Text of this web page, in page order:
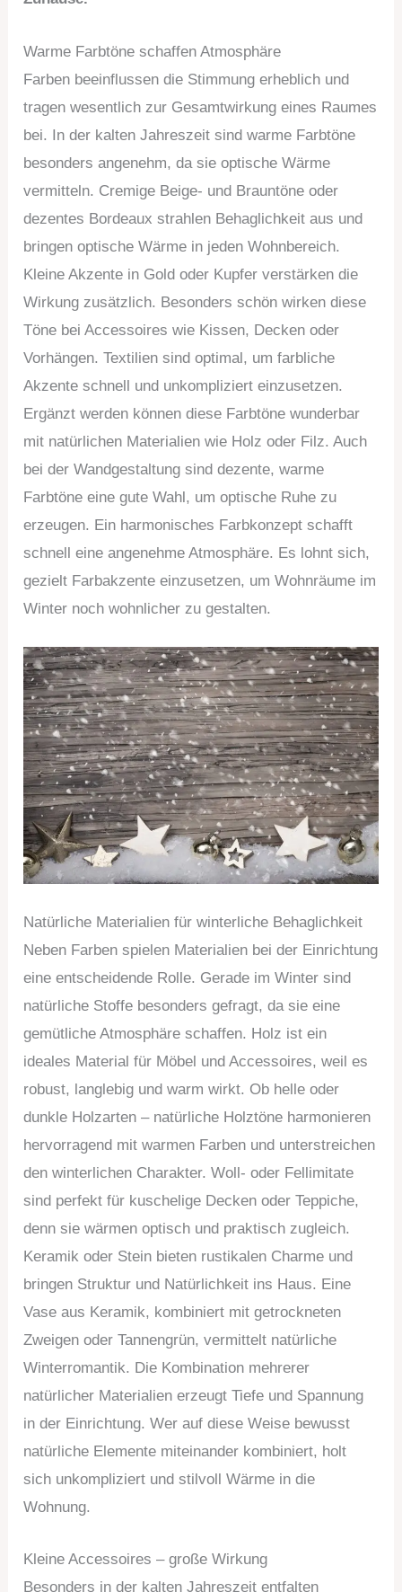
Warme Farbtöne schaffen Atmosphäre
Farben beeinflussen die Stimmung erheblich und
tragen wesentlich zur Gesamtwirkung eines Raumes
bei. In der kalten Jahreszeit sind warme Farbtöne
besonders angenehm, da sie optische Wärme
vermitteln. Cremige Beige- und Brauntöne oder
dezentes Bordeaux strahlen Behaglichkeit aus und
bringen optische Wärme in jeden Wohnbereich.
Kleine Akzente in Gold oder Kupfer verstärken die
Wirkung zusätzlich. Besonders schön wirken diese
Töne bei Accessoires wie Kissen, Decken oder
Vorhängen. Textilien sind optimal, um farbliche
Akzente schnell und unkompliziert einzusetzen.
Ergänzt werden können diese Farbtöne wunderbar
mit natürlichen Materialien wie Holz oder Filz. Auch
bei der Wandgestaltung sind dezente, warme
Farbtöne eine gute Wahl, um optische Ruhe zu
erzeugen. Ein harmonisches Farbkonzept schafft
schnell eine angenehme Atmosphäre. Es lohnt sich,
gezielt Farbakzente einzusetzen, um Wohnräume im
Winter noch wohnlicher zu gestalten.
Natürliche Materialien für winterliche Behaglichkeit
Neben Farben spielen Materialien bei der Einrichtung
eine entscheidende Rolle. Gerade im Winter sind
natürliche Stoffe besonders gefragt, da sie eine
gemütliche Atmosphäre schaffen. Holz ist ein
ideales Material für Möbel und Accessoires, weil es
robust, langlebig und warm wirkt. Ob helle oder
dunkle Holzarten – natürliche Holztöne harmonieren
hervorragend mit warmen Farben und unterstreichen
den winterlichen Charakter. Woll- oder Fellimitate
sind perfekt für kuschelige Decken oder Teppiche,
denn sie wärmen optisch und praktisch zugleich.
Keramik oder Stein bieten rustikalen Charme und
bringen Struktur und Natürlichkeit ins Haus. Eine
Vase aus Keramik, kombiniert mit getrockneten
Zweigen oder Tannengrün, vermittelt natürliche
Winterromantik. Die Kombination mehrerer
natürlicher Materialien erzeugt Tiefe und Spannung
in der Einrichtung. Wer auf diese Weise bewusst
natürliche Elemente miteinander kombiniert, holt
sich unkompliziert und stilvoll Wärme in die
Wohnung.
Kleine Accessoires – große Wirkung
Besonders in der kalten Jahreszeit entfalten